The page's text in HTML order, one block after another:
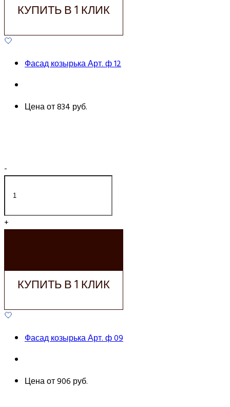
КУПИТЬ В 1 КЛИК
Фасад козырька Арт. ф 12
Цена от834 руб.
-
+
КУПИТЬ В 1 КЛИК
Фасад козырька Арт. ф 09
Цена от906 руб.